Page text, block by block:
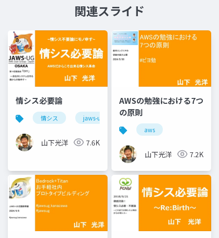
関連スライド
情シス必要論
情シス jaws-ug aws
山下光洋 7.6K
AWSの勉強における7つ
の原則
aws
山下光洋 7.2K